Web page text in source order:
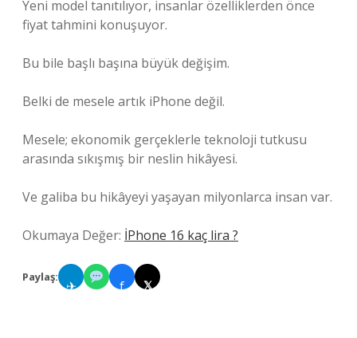
Yeni model tanıtılıyor, insanlar özelliklerden önce
fiyat tahmini konuşuyor.
Bu bile başlı başına büyük değişim.
Belki de mesele artık iPhone değil.
Mesele; ekonomik gerçeklerle teknoloji tutkusu
arasında sıkışmış bir neslin hikâyesi.
Ve galiba bu hikâyeyi yaşayan milyonlarca insan var.
Okumaya Değer: İPhone 16 kaç lira ?
Paylaş:
✈ f 𝕏